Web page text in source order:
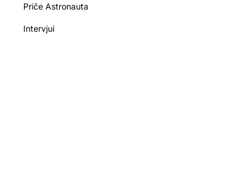
Priče Astronauta
Intervjui